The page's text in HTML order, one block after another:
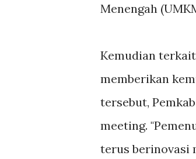
Menengah
Kemudian
memberikan
tersebut,
meeting.
terus berinovasi